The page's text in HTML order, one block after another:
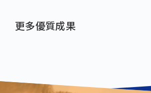
更多優質成果